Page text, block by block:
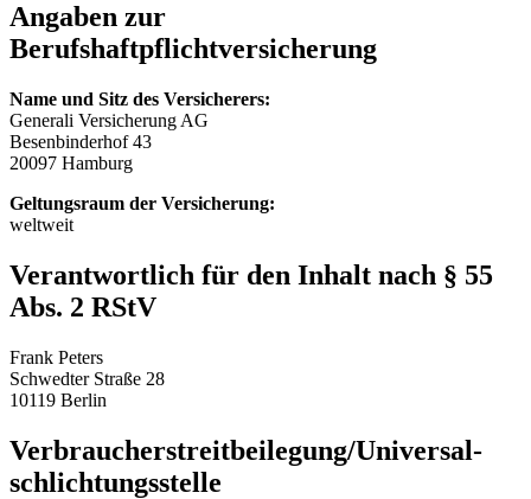
Angaben zur
Berufshaftpflichtversicherung
Name und Sitz des Versicherers:
Generali Versicherung AG
Besenbinderhof 43
20097 Hamburg
Geltungsraum der Versicherung:
weltweit
Verantwortlich für den Inhalt nach § 55
Abs. 2 RStV
Frank Peters
Schwedter Straße 28
10119 Berlin
Verbraucher­streit­beilegung/Universal­
schlichtungs­stelle